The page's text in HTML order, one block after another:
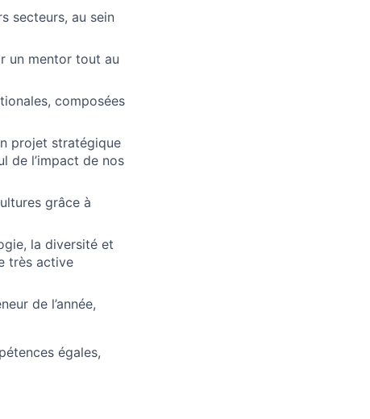
secteurs, au sein
un mentor tout au
composées
projet stratégique
de l’impact de nos
grâce à
la diversité et
très active
de l’année,
égales,